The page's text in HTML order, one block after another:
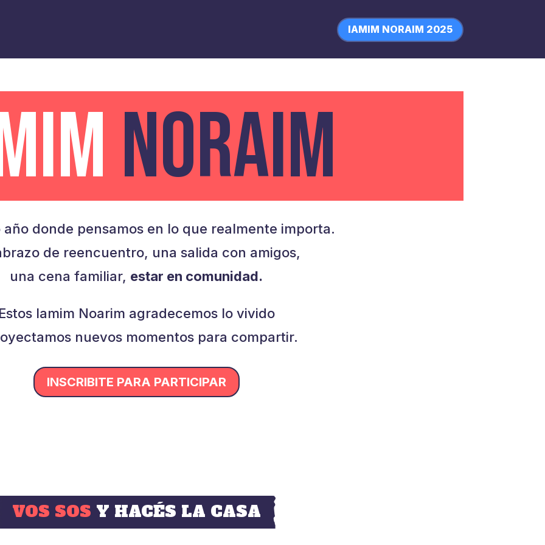
IAMIM NORAIM 2025
NORAIM
donde pensamos en lo que realmente importa.
de reencuentro, una salida con amigos,
una cena familiar, estar en comunidad.
Iamim Noarim agradecemos lo vivido
nuevos momentos para compartir.
INSCRIBITE PARA PARTICIPAR
VOS SOS Y HACÉS LA CASA